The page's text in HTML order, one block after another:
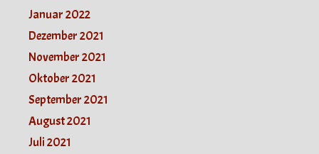
Januar 2022
Dezember 2021
November 2021
Oktober 2021
September 2021
August 2021
Juli 2021